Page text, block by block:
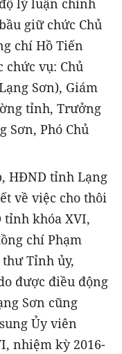
lý luận chính
giữ chức Chủ
chí Hồ Tiến
chức vụ: Chủ
Sơn), Giám
tỉnh, Trưởng
Sơn, Phó Chủ
HĐND tỉnh Lạng
về việc cho thôi
khóa XVI,
chí Phạm
Tỉnh ủy,
được điều động
Sơn cũng
Ủy viên
nhiệm kỳ 2016-